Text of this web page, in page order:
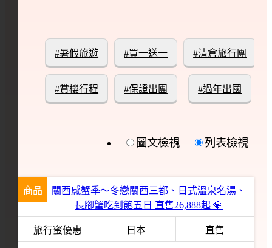
#暑假旅遊
#賞櫻行程
#買一送一
#保證出團
#清倉旅行團
#過年出國
圖文檢視 列表檢視
商品
關西感蟹季～冬戀關西三都、日式溫泉名湯、
長腳蟹吃到飽五日 直售26,888起 💎
旅行蜜優惠 日本 直售